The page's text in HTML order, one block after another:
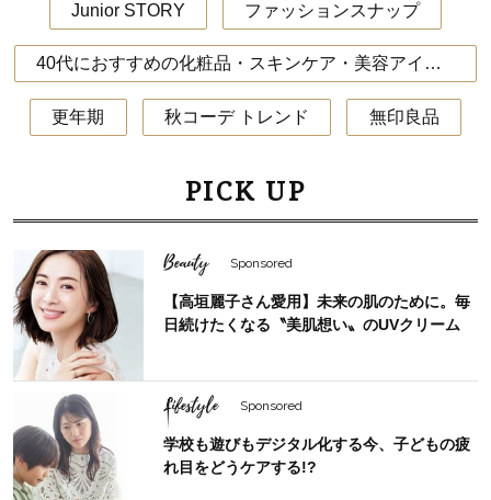
Junior STORY ファッションスナップ
40代におすすめの化粧品・スキンケア・美容アイテム
更年期 秋コーデ トレンド 無印良品
PICK UP
Beauty Sponsored
【高垣麗子さん愛用】未来の肌のために。毎
日続けたくなる〝美肌想い〟のUVクリーム
Lifestyle Sponsored
学校も遊びもデジタル化する今、子どもの疲
れ目をどうケアする!?